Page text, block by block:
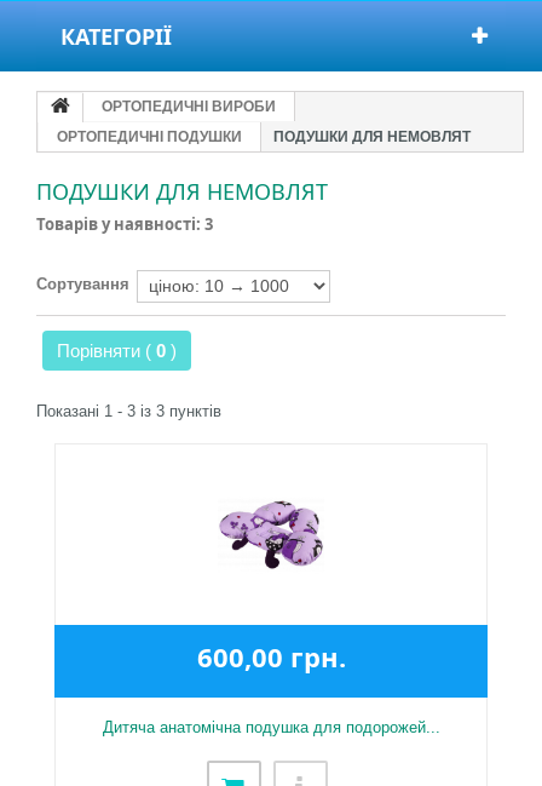
КАТЕГОРІЇ
ОРТОПЕДИЧНІ ВИРОБИ
ОРТОПЕДИЧНІ ПОДУШКИ
ПОДУШКИ ДЛЯ НЕМОВЛЯТ
ПОДУШКИ ДЛЯ НЕМОВЛЯТ
Товарів у наявності: 3
Сортування
Порівняти ( 0 )
Показані 1 - 3 із 3 пунктів
600,00 грн.
Дитяча анатомічна подушка для подорожей...